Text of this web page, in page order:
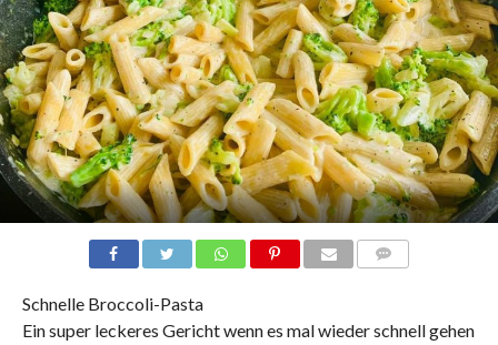
Schnelle Broccoli-Pasta
Ein super leckeres Gericht wenn es mal wieder schnell gehen